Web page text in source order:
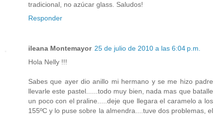
tradicional, no azúcar glass. Saludos!
Responder
ileana Montemayor 25 de julio de 2010 a las 6:04 p.m.
Hola Nelly !!!
Sabes que ayer dio anillo mi hermano y se me hizo padre
llevarle este pastel......todo muy bien, nada mas que batalle
un poco con el praline.....deje que llegara el caramelo a los
155ºC y lo puse sobre la almendra....tuve dos problemas, el